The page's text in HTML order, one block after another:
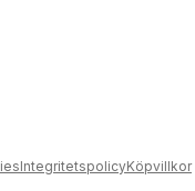
IntegritetspolicyKöpvillkor